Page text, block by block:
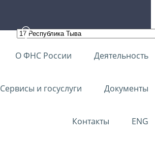
О ФНС России Деятельность
Сервисы и госуслуги Документы
Контакты ENG